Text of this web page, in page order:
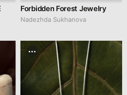
Forbidden Forest Jewelry
Nadezhda Sukhanova